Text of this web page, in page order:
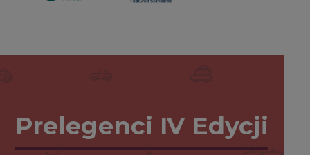
Prelegenci IV Edycji